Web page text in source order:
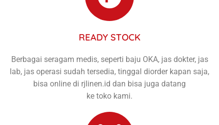
READY STOCK
Berbagai seragam medis, seperti baju OKA, jas dokter, jas
lab, jas operasi sudah tersedia, tinggal diorder kapan saja,
bisa online di rjlinen.id dan bisa juga datang
ke toko kami.